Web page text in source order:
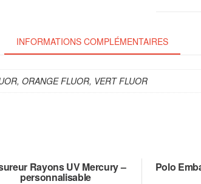
INFORMATIONS COMPLÉMENTAIRES
ORANGE FLUOR, VERT FLUOR
Rayons UV Mercury –
personnalisable
Polo